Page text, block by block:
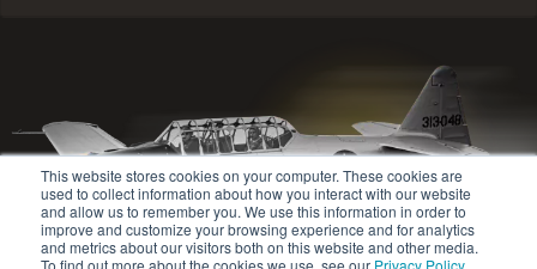
This website stores cookies on your computer. These cookies are
used to collect information about how you interact with our website
and allow us to remember you. We use this information in order to
improve and customize your browsing experience and for analytics
and metrics about our visitors both on this website and other media.
To find out more about the cookies we use, see our Privacy Policy